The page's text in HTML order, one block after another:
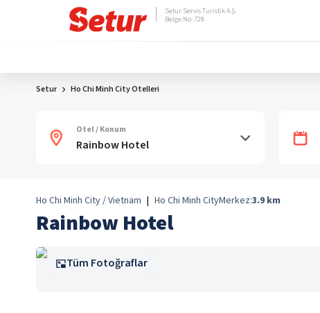
Setur Servis Turistik A.Ş.
Belge No: 728
Setur Ho Chi Minh City Otelleri
Otel / Konum
Ho Chi Minh City / Vietnam | Ho Chi Minh CityMerkez:3.9 km
Rainbow Hotel
Tüm Fotoğraflar